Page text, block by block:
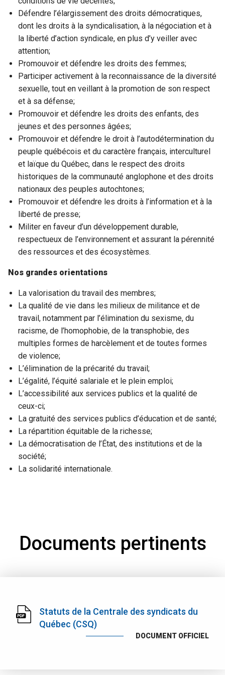
Défendre l’élargissement des droits démocratiques,
dont les droits à la syndicalisation, à la négociation et à
la liberté d’action syndicale, en plus d’y veiller avec
attention;
Promouvoir et défendre les droits des femmes;
Participer activement à la reconnaissance de la diversité
sexuelle, tout en veillant à la promotion de son respect
et à sa défense;
Promouvoir et défendre les droits des enfants, des
jeunes et des personnes âgées;
Promouvoir et défendre le droit à l’autodétermination du
peuple québécois et du caractère français, interculturel
et laïque du Québec, dans le respect des droits
historiques de la communauté anglophone et des droits
nationaux des peuples autochtones;
Promouvoir et défendre les droits à l’information et à la
liberté de presse;
Militer en faveur d’un développement durable,
respectueux de l’environnement et assurant la pérennité
des ressources et des écosystèmes.
Nos grandes orientations
La valorisation du travail des membres;
La qualité de vie dans les milieux de militance et de
travail, notamment par l’élimination du sexisme, du
racisme, de l’homophobie, de la transphobie, des
multiples formes de harcèlement et de toutes formes
de violence;
L’élimination de la précarité du travail;
L’égalité, l’équité salariale et le plein emploi;
L’accessibilité aux services publics et la qualité de
ceux-ci;
La gratuité des services publics d’éducation et de santé;
La répartition équitable de la richesse;
La démocratisation de l’État, des institutions et de la
société;
La solidarité internationale.
Documents pertinents
Statuts de la Centrale des syndicats du
Québec (CSQ)
DOCUMENT OFFICIEL